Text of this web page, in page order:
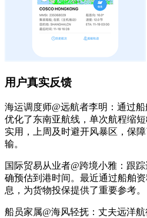
用户真实反馈
海运调度师@远航者李明：通过
优化了东南亚航线，单次航程缩
实用，上周及时避开风暴区，保
输。
国际贸易从业者@跨境小雅：跟
确预估到港时间。最近通过船舶
息，为货物投保提供了重要参考。
船员家属@海风轻抚：丈夫远洋